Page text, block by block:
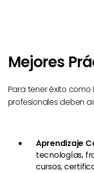
Mejores
Para tener éxito como
profesionales deben
Aprendizaje
tecnologías,
cursos,